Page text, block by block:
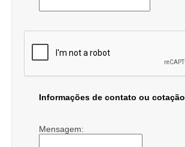
Informações de contato ou cotação
Mensagem: